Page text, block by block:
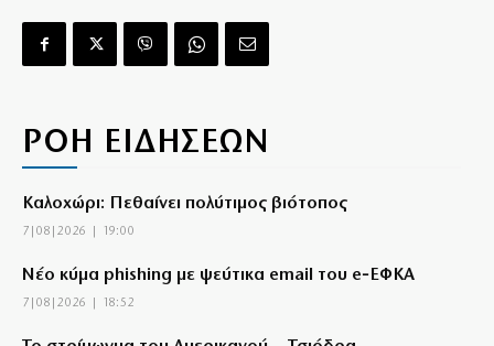
ΡΟΗ ΕΙΔΗΣΕΩΝ
Καλοχώρι: Πεθαίνει πολύτιμος βιότοπος
7|08|2026 | 19:00
Νέο κύμα phishing με ψεύτικα email του e‑ΕΦΚΑ
7|08|2026 | 18:52